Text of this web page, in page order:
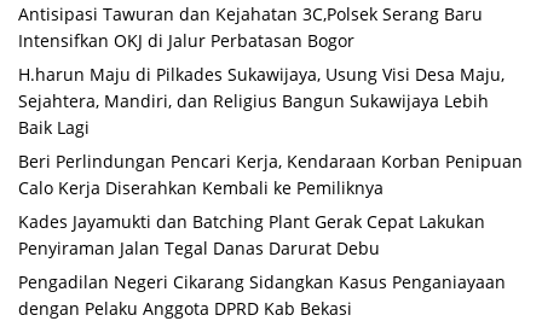
Antisipasi Tawuran dan Kejahatan 3C,Polsek Serang Baru
Intensifkan OKJ di Jalur Perbatasan Bogor
H.harun Maju di Pilkades Sukawijaya, Usung Visi Desa Maju,
Sejahtera, Mandiri, dan Religius Bangun Sukawijaya Lebih
Baik Lagi
Beri Perlindungan Pencari Kerja, Kendaraan Korban Penipuan
Calo Kerja Diserahkan Kembali ke Pemiliknya
Kades Jayamukti dan Batching Plant Gerak Cepat Lakukan
Penyiraman Jalan Tegal Danas Darurat Debu
Pengadilan Negeri Cikarang Sidangkan Kasus Penganiayaan
dengan Pelaku Anggota DPRD Kab Bekasi